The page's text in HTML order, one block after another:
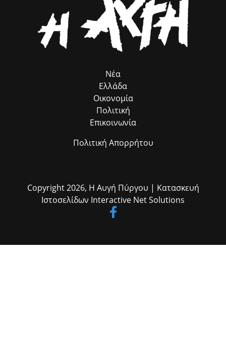
σύμβουλος προσέλκυσης πόρων, χωρίς να επιβαρύνει ούτε με ένα
ευρώ τον Δήμο μας. Παράλληλα, εκφράζω τις θερμές μου ευχαριστίες
στον αρμόδιο Αντιδήμαρχο κ. Ηλία Ευσταθόπουλο για τον
συντονισμό, τη Διεύθυνση Πρόνοιας και την Προϊσταμένη της κα Σία
Ανδριοπούλου, καθώς και τον άμισθο σύμβουλό μου για θέματα
Ρομά κ. Νίκο Μπατζαλή, για την ακριβή μεταφορά των αναγκών από
η ομαδική δουλειά φέρνει απτά αποτελέσματα για όλους τους
Νέα
Ελλάδα
Οικονομία
Πολιτική
Επικοινωνία
Πολιτική Απορρήτου
Copyright 2026, Η Αυγή Πύργου | Κατασκευή
Ιστοσελίδων Interactive Net Solutions